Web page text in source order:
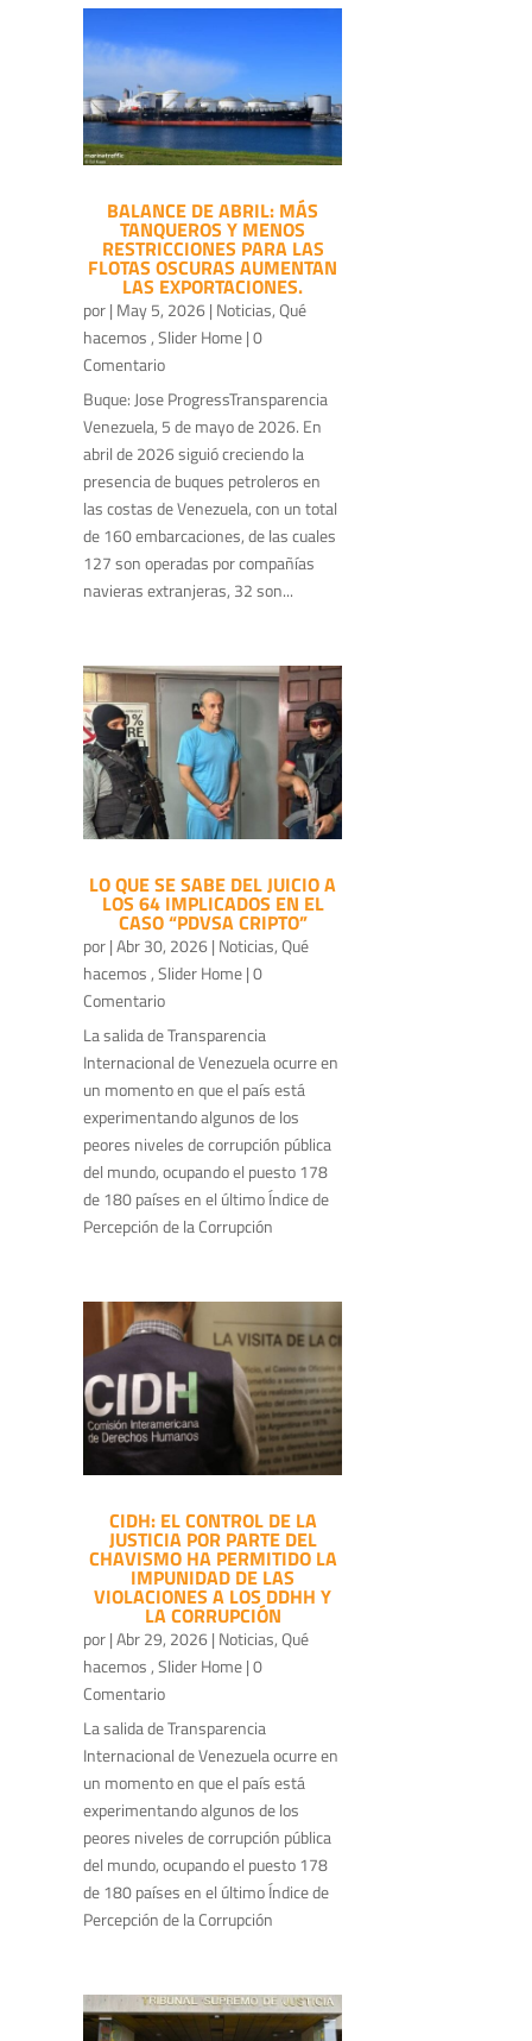
BALANCE DE ABRIL: MÁS
TANQUEROS Y MENOS
RESTRICCIONES PARA LAS
FLOTAS OSCURAS AUMENTAN
LAS EXPORTACIONES.
por| May 5, 2026| Noticias,Qué
hacemos ,Slider Home| 0
Comentario
Buque: Jose ProgressTransparencia
Venezuela, 5 de mayo de 2026. En
abril de 2026 siguió creciendo la
presencia de buques petroleros en
las costas de Venezuela, con un total
de 160 embarcaciones, de las cuales
127 son operadas por compañías
navieras extranjeras, 32 son...
LO QUE SE SABE DEL JUICIO A
LOS 64 IMPLICADOS EN EL
CASO “PDVSA CRIPTO”
por|Abr 30, 2026| Noticias,Qué
hacemos,Slider Home| 0
Comentario
La salida de Transparencia
Internacional de Venezuela ocurre en
un momento en que el país está
experimentando algunos de los
peores niveles de corrupción pública
del mundo, ocupando el puesto 178
de 180 países en el último Índice de
Percepción de la Corrupción
CIDH: EL CONTROL DE LA
JUSTICIA POR PARTE DEL
CHAVISMO HA PERMITIDO LA
IMPUNIDAD DE LAS
VIOLACIONES A LOS DDHH Y
LA CORRUPCIÓN
por|Abr 29, 2026| Noticias,Qué
hacemos ,Slider Home| 0
Comentario
La salida de Transparencia
Internacional de Venezuela ocurre en
un momento en que el país está
experimentando algunos de los
peores niveles de corrupción pública
del mundo, ocupando el puesto 178
de 180 países en el último Índice de
Percepción de la Corrupción